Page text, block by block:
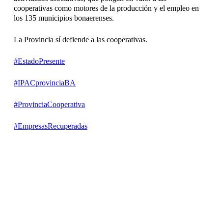
cooperativas como motores de la producción y el empleo en
los 135 municipios bonaerenses.
La Provincia sí defiende a las cooperativas.
#EstadoPresente
#IPACprovinciaBA
#ProvinciaCooperativa
#EmpresasRecuperadas